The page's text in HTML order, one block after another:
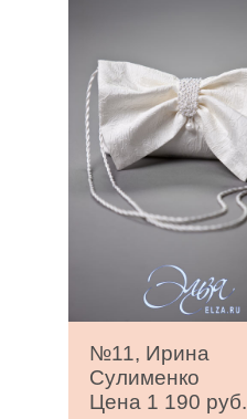
№11, Ирина
Сулименко
Цена 1 190 руб.